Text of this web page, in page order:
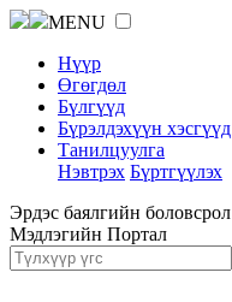
MENU
Нүүр
Өгөгдөл
Бүлгүүд
Бүрэлдэхүүн хэсгүүд
Танилцуулга
Нэвтрэх Бүртгүүлэх
Эрдэс баялгийн боловсрол
Мэдлэгийн Портал